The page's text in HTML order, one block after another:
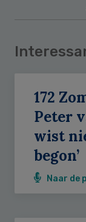
172
Peter
wist
begon’
Naar de